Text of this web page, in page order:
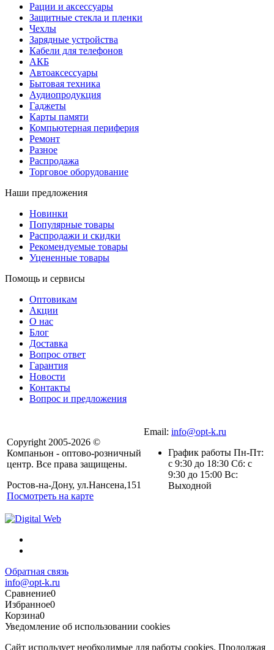
Рации и аксессуары
Защитные стекла и пленки
Чехлы
Зарядные устройства
Кабели для телефонов
АКБ
Автоаксессуары
Бытовая техника
Аудиопродукция
Гаджеты
Карты памяти
Компьютерная периферия
Ремонт
Разное
Распродажа
Торговое оборудование
Наши предложения
Новинки
Популярные товары
Распродажи и скидки
Рекомендуемые товары
Уцененные товары
Помощь и сервисы
Оптовикам
Акции
О нас
Блог
Доставка
Вопрос ответ
Гарантия
Новости
Контакты
Вопрос и предложения
Copyright 2005-2026 ©
Компаньон - оптово-розничный
центр. Все права защищены.
Ростов-на-Дону, ул.Нансена,151
Посмотреть на карте
Email: info@opt-k.ru
График работы Пн-Пт:
с 9:30 до 18:30 Сб: с
9:30 до 15:00 Вс:
Выходной
Обратная связь
info@opt-k.ru
Сравнение0
Избранное0
Корзина0
Уведомление об использовании cookies
Сайт использует необходимые для работы cookies. Продолжая